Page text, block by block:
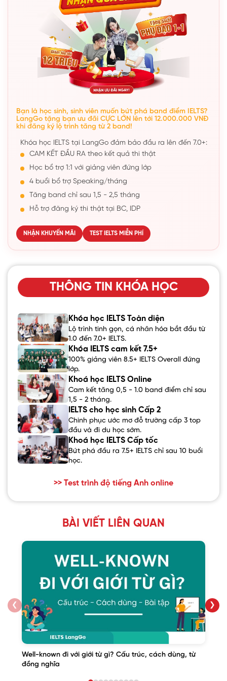
Bạn là học sinh, sinh viên muốn bứt phá band điểm IELTS?
LangGo tặng bạn ưu đãi CỰC LỚN lên tới 12.000.000 VNĐ
khi đăng ký lộ trình tăng từ 2 band!
Khóa học IELTS tại LangGo đảm bảo đầu ra lên đến 7.0+:
CAM KẾT ĐẦU RA theo kết quả thi thật
Học bổ trợ 1:1 với giảng viên đứng lớp
4 buổi bổ trợ Speaking/tháng
Tăng band chỉ sau 1,5 - 2,5 tháng
Hỗ trợ đăng ký thi thật tại BC, IDP
NHẬN KHUYẾN MÃI TEST IELTS MIỄN PHÍ
THÔNG TIN KHÓA HỌC
Khóa học IELTS Toàn diện
Lộ trình tinh gọn, cá nhân hóa bắt đầu từ
1.0 đến 7.0+ IELTS.
Khóa IELTS cam kết 7.5+
100% giảng viên 8.5+ IELTS Overall đứng
lớp.
Khoá học IELTS Online
Cam kết tăng 0,5 - 1.0 band điểm chỉ sau
1,5 - 2 tháng.
IELTS cho học sinh Cấp 2
Chinh phục ước mơ đỗ trường cấp 3 top
đầu và đi du học sớm.
Khoá học IELTS Cấp tốc
Bứt phá đầu ra 7.5+ IELTS chỉ sau 10 buổi
học.
>> Test trình độ tiếng Anh online
BÀI VIẾT LIÊN QUAN
❮
Well-known đi với giới từ gì? Cấu trúc, cách dùng, từ
đồng nghĩa
❯